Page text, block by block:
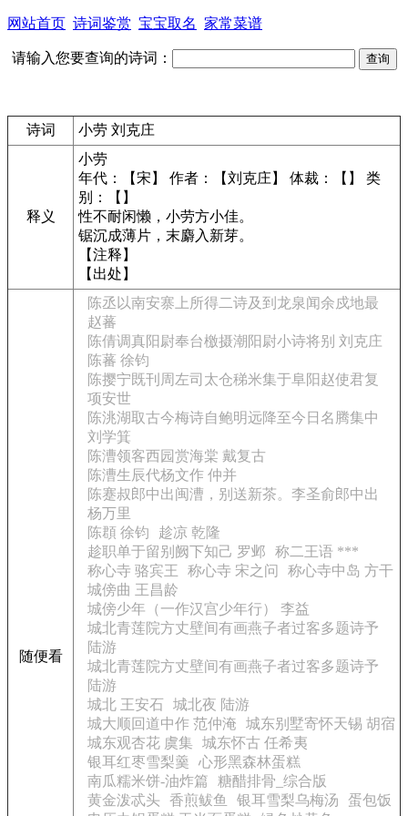
网站首页 诗词鉴赏 宝宝取名 家常菜谱
请输入您要查询的诗词：
诗词 小劳 刘克庄
释义
小劳
年代：【宋】 作者：【刘克庄】 体裁：【】 类
别：【】
性不耐闲懒，小劳方小佳。
锯沉成薄片，末麝入新芽。
【注释】
【出处】
随便看
陈丞以南安寨上所得二诗及到龙泉闻余戍地最
赵蕃
陈倩调真阳尉奉台檄摄潮阳尉小诗将别 刘克庄
陈蕃 徐钧
陈撄宁既刊周左司太仓稊米集于阜阳赵使君复
项安世
陈洮湖取古今梅诗自鲍明远降至今日名腾集中
刘学箕
陈漕领客西园赏海棠 戴复古
陈漕生辰代杨文作 仲并
陈蹇叔郎中出闽漕，别送新茶。李圣俞郎中出
杨万里
陈頵 徐钧
趁凉 乾隆
趁职单于留别阙下知己 罗邺
称二王语 ***
称心寺 骆宾王
称心寺 宋之问
称心寺中岛 方干
城傍曲 王昌龄
城傍少年（一作汉宫少年行） 李益
城北青莲院方丈壁间有画燕子者过客多题诗予
陆游
城北青莲院方丈壁间有画燕子者过客多题诗予
陆游
城北 王安石 城北夜 陆游
城大顺回道中作 范仲淹
城东别墅寄怀天锡 胡宿
城东观杏花 虞集
城东怀古 任希夷
银耳红枣雪梨羹
心形黑森林蛋糕
南瓜糯米饼-油炸篇
糖醋排骨_综合版
黄金泼忒头
香煎鲅鱼 银耳雪梨乌梅汤
蛋包饭